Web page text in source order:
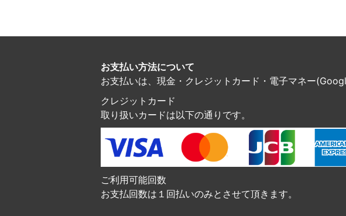
お支払い方法について
お支払いは、現金・クレジットカード・電子マネー
クレジットカード
取り扱いカードは以下の通りです。
ご利用可能回数
お支払回数は１回払いのみとさせて頂きます。